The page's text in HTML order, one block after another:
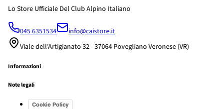
Lo Store Ufficiale Del Club Alpino Italiano
045 6351534
info@caistore.it
Viale dell'Artigianato 32 - 37064 Povegliano Veronese (VR)
Informazioni
Note legali
Cookie Policy